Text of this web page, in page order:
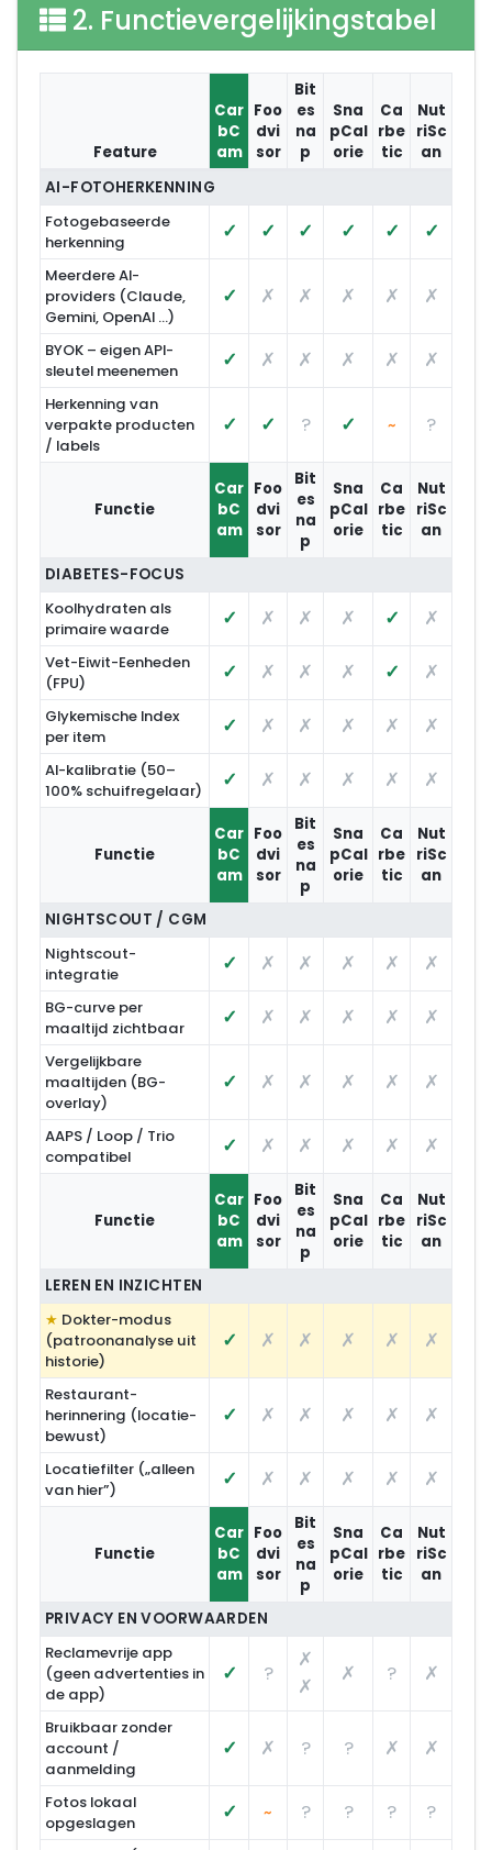
2. Functievergelijkingstabel
Vergelijking van CarbCam met andere apps
Feature
Car
bC
am
Foo
dvi
sor
Bit
es
na
p
Sna
pCal
orie
Ca
rbe
tic
Nut
riSc
an
AI-FOTOHERKENNING
Fotogebaseerde
herkenning
✓ ✓ ✓ ✓ ✓ ✓
Meerdere AI-
providers (Claude,
Gemini, OpenAI …)
✓ ✗ ✗ ✗ ✗ ✗
BYOK – eigen API-
sleutel meenemen
✓ ✗ ✗ ✗ ✗ ✗
Herkenning van
verpakte producten
/ labels
✓ ✓ ? ✓ ~ ?
Functie
Car
bC
am
Foo
dvi
sor
Bit
es
na
p
Sna
pCal
orie
Ca
rbe
tic
Nut
riSc
an
DIABETES-FOCUS
Koolhydraten als
primaire waarde
✓ ✗ ✗ ✗ ✓ ✗
Vet-Eiwit-Eenheden
(FPU)
✓ ✗ ✗ ✗ ✓ ✗
Glykemische Index
per item
✓ ✗ ✗ ✗ ✗ ✗
AI-kalibratie (50–
100% schuifregelaar)
✓ ✗ ✗ ✗ ✗ ✗
Functie
Car
bC
am
Foo
dvi
sor
Bit
es
na
p
Sna
pCal
orie
Ca
rbe
tic
Nut
riSc
an
NIGHTSCOUT / CGM
Nightscout-
integratie
✓ ✗ ✗ ✗ ✗ ✗
BG-curve per
maaltijd zichtbaar
✓ ✗ ✗ ✗ ✗ ✗
Vergelijkbare
maaltijden (BG-
overlay)
✓ ✗ ✗ ✗ ✗ ✗
AAPS / Loop / Trio
compatibel
✓ ✗ ✗ ✗ ✗ ✗
Functie
Car
bC
am
Foo
dvi
sor
Bit
es
na
p
Sna
pCal
orie
Ca
rbe
tic
Nut
riSc
an
LEREN EN INZICHTEN
Dokter-modus
(patroonanalyse uit
historie)
✓ ✗ ✗ ✗ ✗ ✗
Restaurant-
herinnering (locatie-
bewust)
✓ ✗ ✗ ✗ ✗ ✗
Locatiefilter („alleen
van hier”)
✓ ✗ ✗ ✗ ✗ ✗
Functie
Car
bC
am
Foo
dvi
sor
Bit
es
na
p
Sna
pCal
orie
Ca
rbe
tic
Nut
riSc
an
PRIVACY EN VOORWAARDEN
Reclamevrije app
(geen advertenties in
de app)
✓ ?
✗
✗
✗ ? ✗
Bruikbaar zonder
account /
aanmelding
✓ ✗ ? ? ✗ ✗
Fotos lokaal
opgeslagen
✓ ~ ? ? ? ?